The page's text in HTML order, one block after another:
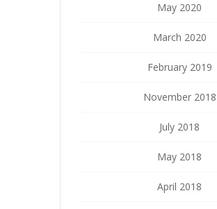
May 2020
March 2020
February 2019
November 2018
July 2018
May 2018
April 2018